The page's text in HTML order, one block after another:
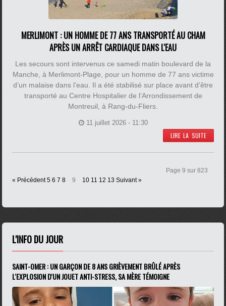
MERLIMONT : UN HOMME DE 77 ANS TRANSPORTÉ AU CHAM
APRÈS UN ARRÊT CARDIAQUE DANS L'EAU
Les secours sont intervenus ce samedi matin boulevard de la
Manche, à Merlimont-Plage, pour un homme de 77 ans victime
d’un malaise dans l’eau. Il a été stabilisé sur place avant d’être
transporté au Centre Hospitalier de l’Arrondissement de
Montreuil, à Rang-du-Fliers.
11 juillet 2026 - 11:30
LIRE LA SUITE
« Précédent 5 6 7 8 9 10 11 12 13 Suivant »
Page 9 sur 823
L'INFO DU JOUR
SAINT-OMER : UN GARÇON DE 8 ANS GRIÈVEMENT BRÛLÉ APRÈS
L'EXPLOSION D'UN JOUET ANTI-STRESS, SA MÈRE TÉMOIGNE